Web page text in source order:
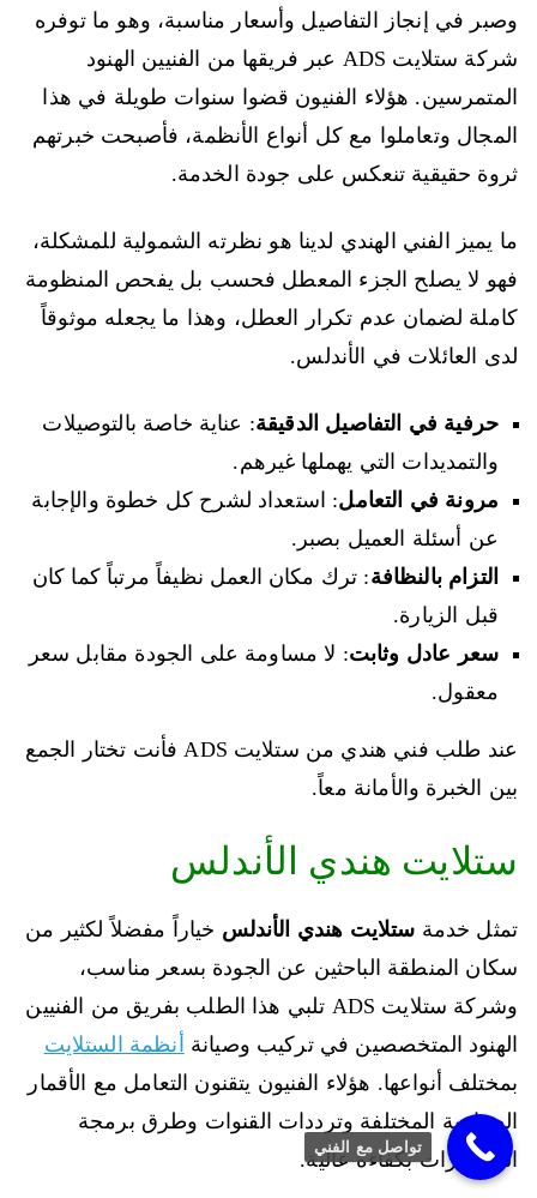
وصبر في إنجاز التفاصيل وأسعار مناسبة، وهو ما توفره
شركة ستلايت ADS عبر فريقها من الفنيين الهنود
المتمرسين. هؤلاء الفنيون قضوا سنوات طويلة في هذا
المجال وتعاملوا مع كل أنواع الأنظمة، فأصبحت خبرتهم
ثروة حقيقية تنعكس على جودة الخدمة.
ما يميز الفني الهندي لدينا هو نظرته الشمولية للمشكلة،
فهو لا يصلح الجزء المعطل فحسب بل يفحص المنظومة
كاملة لضمان عدم تكرار العطل، وهذا ما يجعله موثوقاً
لدى العائلات في الأندلس.
حرفية في التفاصيل الدقيقة: عناية خاصة بالتوصيلات
والتمديدات التي يهملها غيرهم.
مرونة في التعامل: استعداد لشرح كل خطوة والإجابة
عن أسئلة العميل بصبر.
التزام بالنظافة: ترك مكان العمل نظيفاً مرتباً كما كان
قبل الزيارة.
سعر عادل وثابت: لا مساومة على الجودة مقابل سعر
معقول.
عند طلب فني هندي من ستلايت ADS فأنت تختار الجمع
بين الخبرة والأمانة معاً.
ستلايت هندي الأندلس
تمثل خدمة ستلايت هندي الأندلس خياراً مفضلاً لكثير من
سكان المنطقة الباحثين عن الجودة بسعر مناسب،
وشركة ستلايت ADS تلبي هذا الطلب بفريق من الفنيين
الهنود المتخصصين في تركيب وصيانة
أنظمة الستلايت
بمختلف أنواعها. هؤلاء الفنيون يتقنون التعامل مع الأقمار
الصناعية المختلفة وترددات القنوات وطرق برمجة
الرسيفرات بكفاءة عالية.
تواصل مع الفني